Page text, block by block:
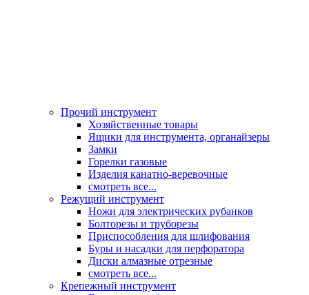
Прочий инструмент
Хозяйственные товары
Ящики для инструмента, органайзеры
Замки
Горелки газовые
Изделия канатно-веревочные
смотреть все...
Режущий инструмент
Ножи для электрических рубанков
Болторезы и труборезы
Приспособления для шлифования
Буры и насадки для перфоратора
Диски алмазные отрезные
смотреть все...
Крепежный инструмент